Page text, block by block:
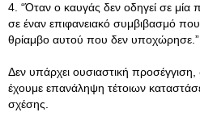
4. “Όταν ο καυγάς δεν οδηγεί σε μία
σε έναν επιφανειακό συμβιβασμό
θρίαμβο αυτού που δεν υποχώρησε.”
Δεν υπάρχει ουσιαστική προσέγγιση,
έχουμε επανάληψη τέτοιων
σχέσης.